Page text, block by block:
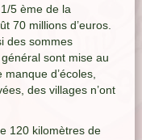
5 ème de la
70 millions d’euros.
des sommes
sont mise au
d’écoles,
des villages n’ont
120 kilomètres de